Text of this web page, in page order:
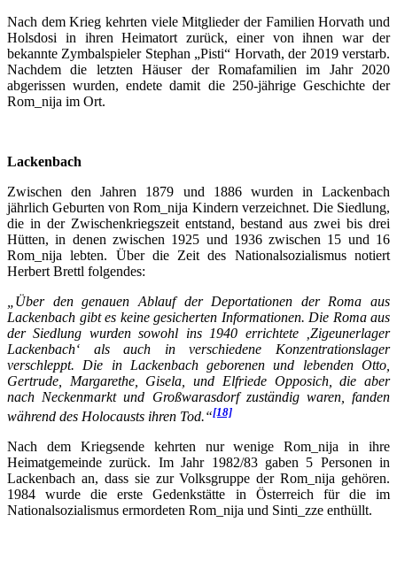
Nach dem Krieg kehrten viele Mitglieder der Familien Horvath und
Holsdosi in ihren Heimatort zurück, einer von ihnen war der
bekannte Zymbalspieler Stephan „Pisti“ Horvath, der 2019 verstarb.
Nachdem die letzten Häuser der Romafamilien im Jahr 2020
abgerissen wurden, endete damit die 250-jährige Geschichte der
Rom_nija im Ort.
Lackenbach
Zwischen den Jahren 1879 und 1886 wurden in Lackenbach
jährlich Geburten von Rom_nija Kindern verzeichnet. Die Siedlung,
die in der Zwischenkriegszeit entstand, bestand aus zwei bis drei
Hütten, in denen zwischen 1925 und 1936 zwischen 15 und 16
Rom_nija lebten. Über die Zeit des Nationalsozialismus notiert
Herbert Brettl folgendes:
„Über den genauen Ablauf der Deportationen der Roma aus
Lackenbach gibt es keine gesicherten Informationen. Die Roma aus
der Siedlung wurden sowohl ins 1940 errichtete ‚Zigeunerlager
Lackenbach‘ als auch in verschiedene Konzentrationslager
verschleppt. Die in Lackenbach geborenen und lebenden Otto,
Gertrude, Margarethe, Gisela, und Elfriede Opposich, die aber
nach Neckenmarkt und Großwarasdorf zuständig waren, fanden
während des Holocausts ihren Tod.“[18]
Nach dem Kriegsende kehrten nur wenige Rom_nija in ihre
Heimatgemeinde zurück. Im Jahr 1982/83 gaben 5 Personen in
Lackenbach an, dass sie zur Volksgruppe der Rom_nija gehören.
1984 wurde die erste Gedenkstätte in Österreich für die im
Nationalsozialismus ermordeten Rom_nija und Sinti_zze enthüllt.